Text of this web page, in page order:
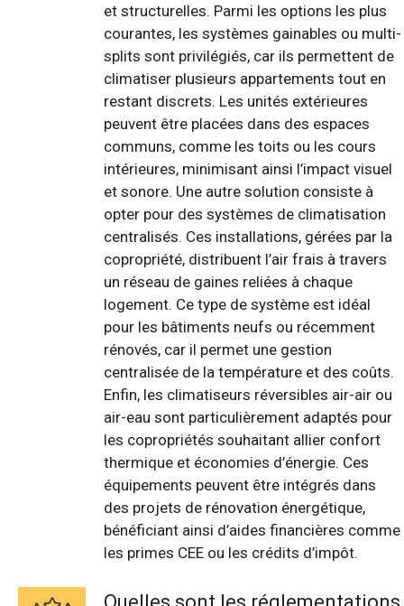
et structurelles. Parmi les options les plus
courantes, les systèmes gainables ou multi-
splits sont privilégiés, car ils permettent de
climatiser plusieurs appartements tout en
restant discrets. Les unités extérieures
peuvent être placées dans des espaces
communs, comme les toits ou les cours
intérieures, minimisant ainsi l’impact visuel
et sonore. Une autre solution consiste à
opter pour des systèmes de climatisation
centralisés. Ces installations, gérées par la
copropriété, distribuent l’air frais à travers
un réseau de gaines reliées à chaque
logement. Ce type de système est idéal
pour les bâtiments neufs ou récemment
rénovés, car il permet une gestion
centralisée de la température et des coûts.
Enfin, les climatiseurs réversibles air-air ou
air-eau sont particulièrement adaptés pour
les copropriétés souhaitant allier confort
thermique et économies d’énergie. Ces
équipements peuvent être intégrés dans
des projets de rénovation énergétique,
bénéficiant ainsi d’aides financières comme
les primes CEE ou les crédits d’impôt.